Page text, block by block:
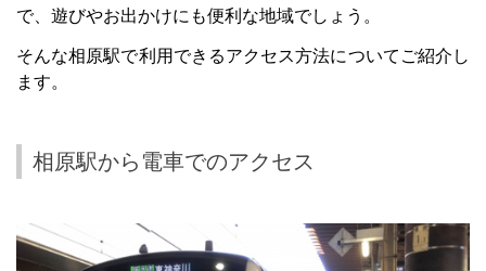
で、遊びやお出かけにも便利な地域でしょう。
そんな相原駅で利用できるアクセス方法についてご紹介し
ます。
相原駅から電車でのアクセス